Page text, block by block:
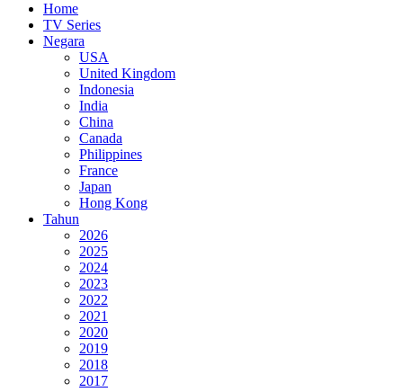
Home
TV Series
Negara
USA
United Kingdom
Indonesia
India
China
Canada
Philippines
France
Japan
Hong Kong
Tahun
2026
2025
2024
2023
2022
2021
2020
2019
2018
2017